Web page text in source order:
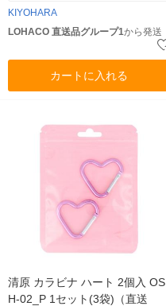
KIYOHARA
LOHACO 直送品グループ1から発送
カートに入れる
清原 カラビナ ハート 2個入 OS
H-02_P 1セット(3袋)（直送